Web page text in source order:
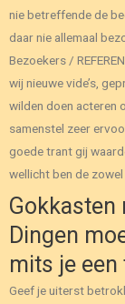
nie betreffende de
daar nie allemaal
Bezoekers /
wij nieuwe vide’s,
wilden doen acteren
samenstel zeer
goede trant gij
wellicht ben de
Gokkasten
Dingen
mits je
Geef je uiterst